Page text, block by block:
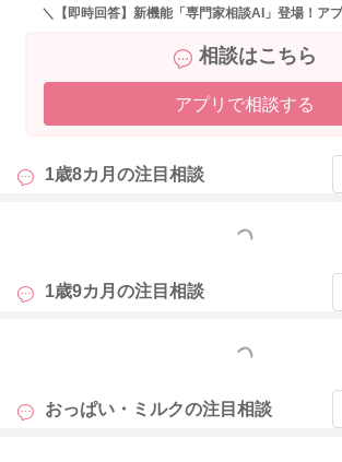
＼【即時回答】新機能「専門家相談AI」登場！ア
相談はこちら
アプリで相談する
1歳8カ月の注目相談
もっと見る
1歳9カ月の注目相談
もっと見る
おっぱい・ミルクの注目相談